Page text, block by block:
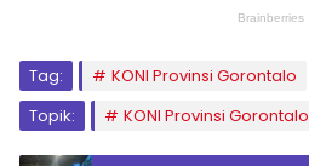
Tag:
KONI Provinsi Gorontalo
Topik:
KONI Provinsi Gorontalo